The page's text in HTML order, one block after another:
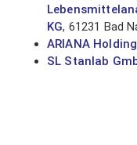
KG, 61231 Bad
ARIANA
SL Stanlab